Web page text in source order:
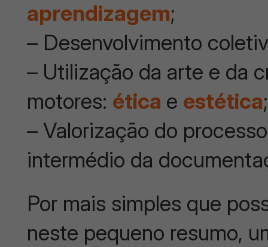
aprendizagem;
– Desenvolvimento
– Utilização da arte e da
motores: ética e estética
– Valorização do
intermédio da
Por mais simples que
neste pequeno resumo,